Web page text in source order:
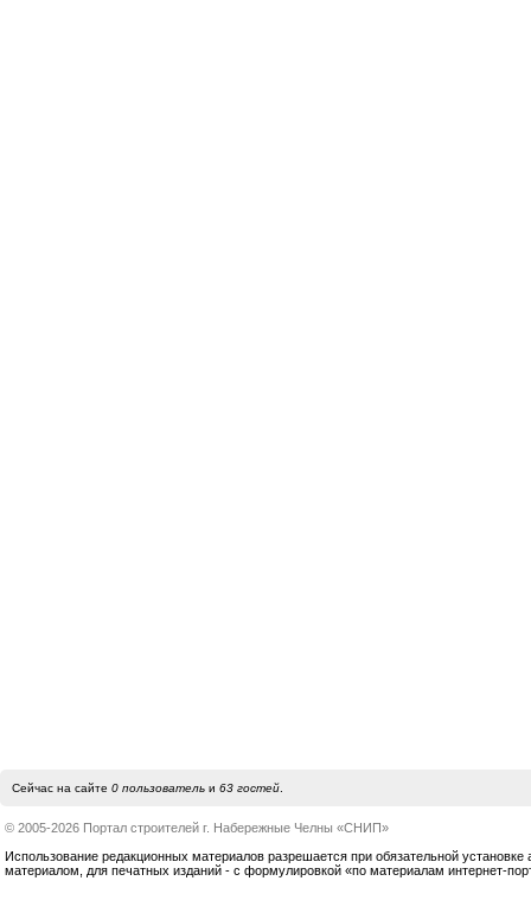
Сейчас на сайте 0 пользовательи 63 гостей.
© 2005-2026 Портал строителей г. Набережные Челны «СНИП»
Использование редакционных материалов разрешается при обязательной установке
материалом, для печатных изданий - с формулировкой «по материалам интернет-